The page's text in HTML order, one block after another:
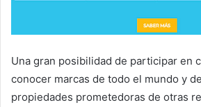
Una gran posibilidad de participar en
conocer marcas de todo el mundo y
propiedades prometedoras de otras